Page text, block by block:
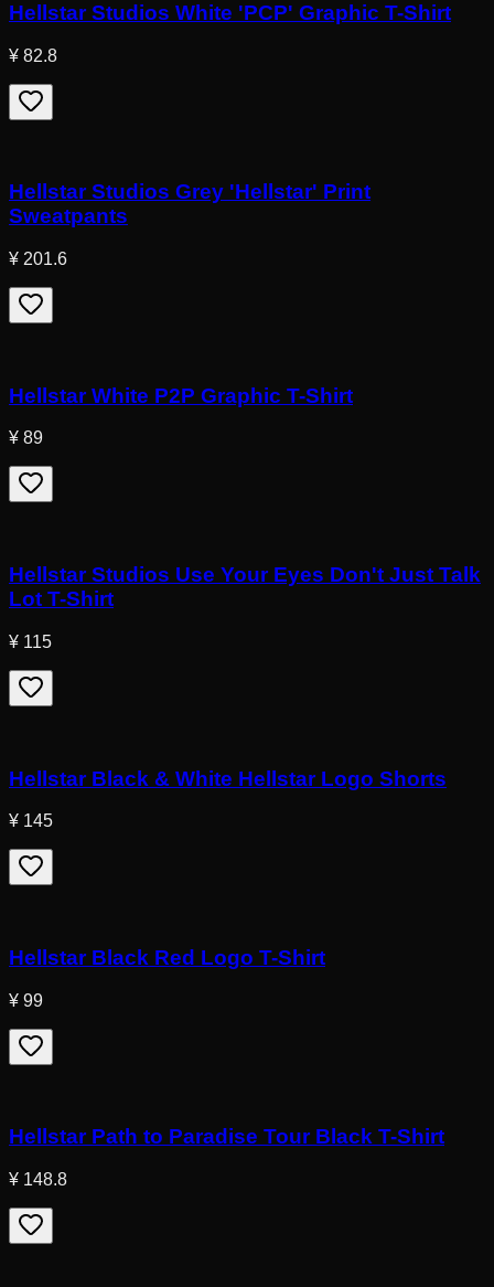
Hellstar Studios White 'PCP' Graphic T-Shirt
¥ 82.8
Hellstar Studios Grey 'Hellstar' Print
Sweatpants
¥ 201.6
Hellstar White P2P Graphic T-Shirt
¥ 89
Hellstar Studios Use Your Eyes Don't Just Talk
Lot T-Shirt
¥ 115
Hellstar Black & White Hellstar Logo Shorts
¥ 145
Hellstar Black Red Logo T-Shirt
¥ 99
Hellstar Path to Paradise Tour Black T-Shirt
¥ 148.8